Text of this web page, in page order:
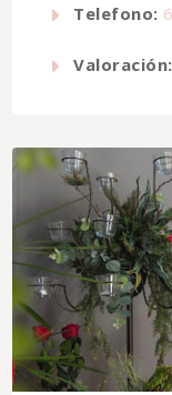
Telefono:
Valoración: